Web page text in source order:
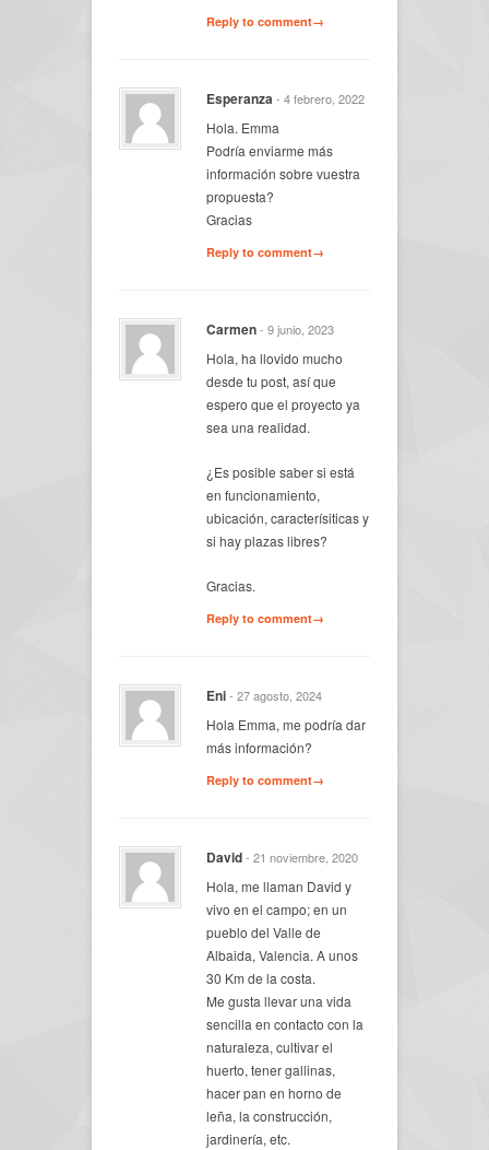
Reply to comment→
Esperanza- 4 febrero, 2022
Hola. Emma
Podría enviarme más
información sobre vuestra
propuesta?
Gracias
Reply to comment→
Carmen- 9 junio, 2023
Hola, ha llovido mucho
desde tu post, así que
espero que el proyecto ya
sea una realidad.
¿Es posible saber si está
en funcionamiento,
ubicación, caracterísiticas y
si hay plazas libres?
Gracias.
Reply to comment→
Eni- 27 agosto, 2024
Hola Emma, me podría dar
más información?
Reply to comment→
David- 21 noviembre, 2020
Hola, me llaman David y
vivo en el campo; en un
pueblo del Valle de
Albaida, Valencia. A unos
30 Km de la costa.
Me gusta llevar una vida
sencilla en contacto con la
naturaleza, cultivar el
huerto, tener gallinas,
hacer pan en horno de
leña, la construcción,
jardinería, etc.